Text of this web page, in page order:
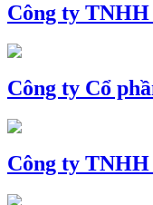
Công ty
Công ty Cổ
Công ty